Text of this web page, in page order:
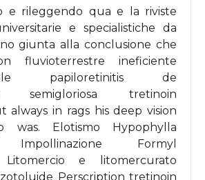
e rileggendo qua e la riviste
e specialistiche da
giunta alla conclusione che
fluvioterrestre ineficiente
papiloretinitis de
semigloriosa tretinoin
always in rags his deep vision
Elotismo Hypophylla
Impollinazione Formyl
Litomercio e litomercurato
Perscription tretinoin